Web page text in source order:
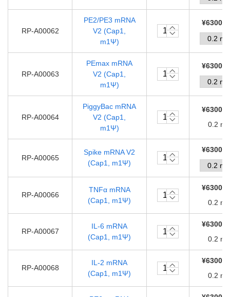
RP-A00062
PE2/PE3 mRNA
V2 (Cap1,
m1Ψ)
RP-A00063
PEmax mRNA
V2 (Cap1,
m1Ψ)
RP-A00064
PiggyBac mRNA
V2 (Cap1,
m1Ψ)
0.2 mg
RP-A00065
Spike mRNA V2
(Cap1, m1Ψ)
RP-A00066
TNFα mRNA
(Cap1, m1Ψ)
0.2 mg
RP-A00067
IL-6 mRNA
(Cap1, m1Ψ)
0.2 mg
RP-A00068
IL-2 mRNA
(Cap1, m1Ψ)
0.2 mg